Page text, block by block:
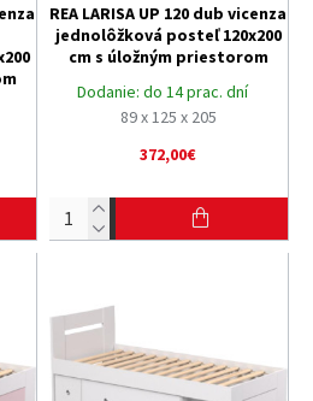
Dodanie: do 14 prac. dní
89 x 125 x 205
REA LARISA UP 120 dub vicenza
jednolôžková posteľ 120x200
cm s úložným priestorom
372,00€